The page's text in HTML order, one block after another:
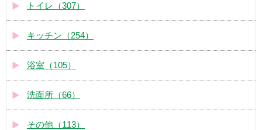
トイレ（307）
キッチン（254）
浴室（105）
洗面所（66）
その他（113）